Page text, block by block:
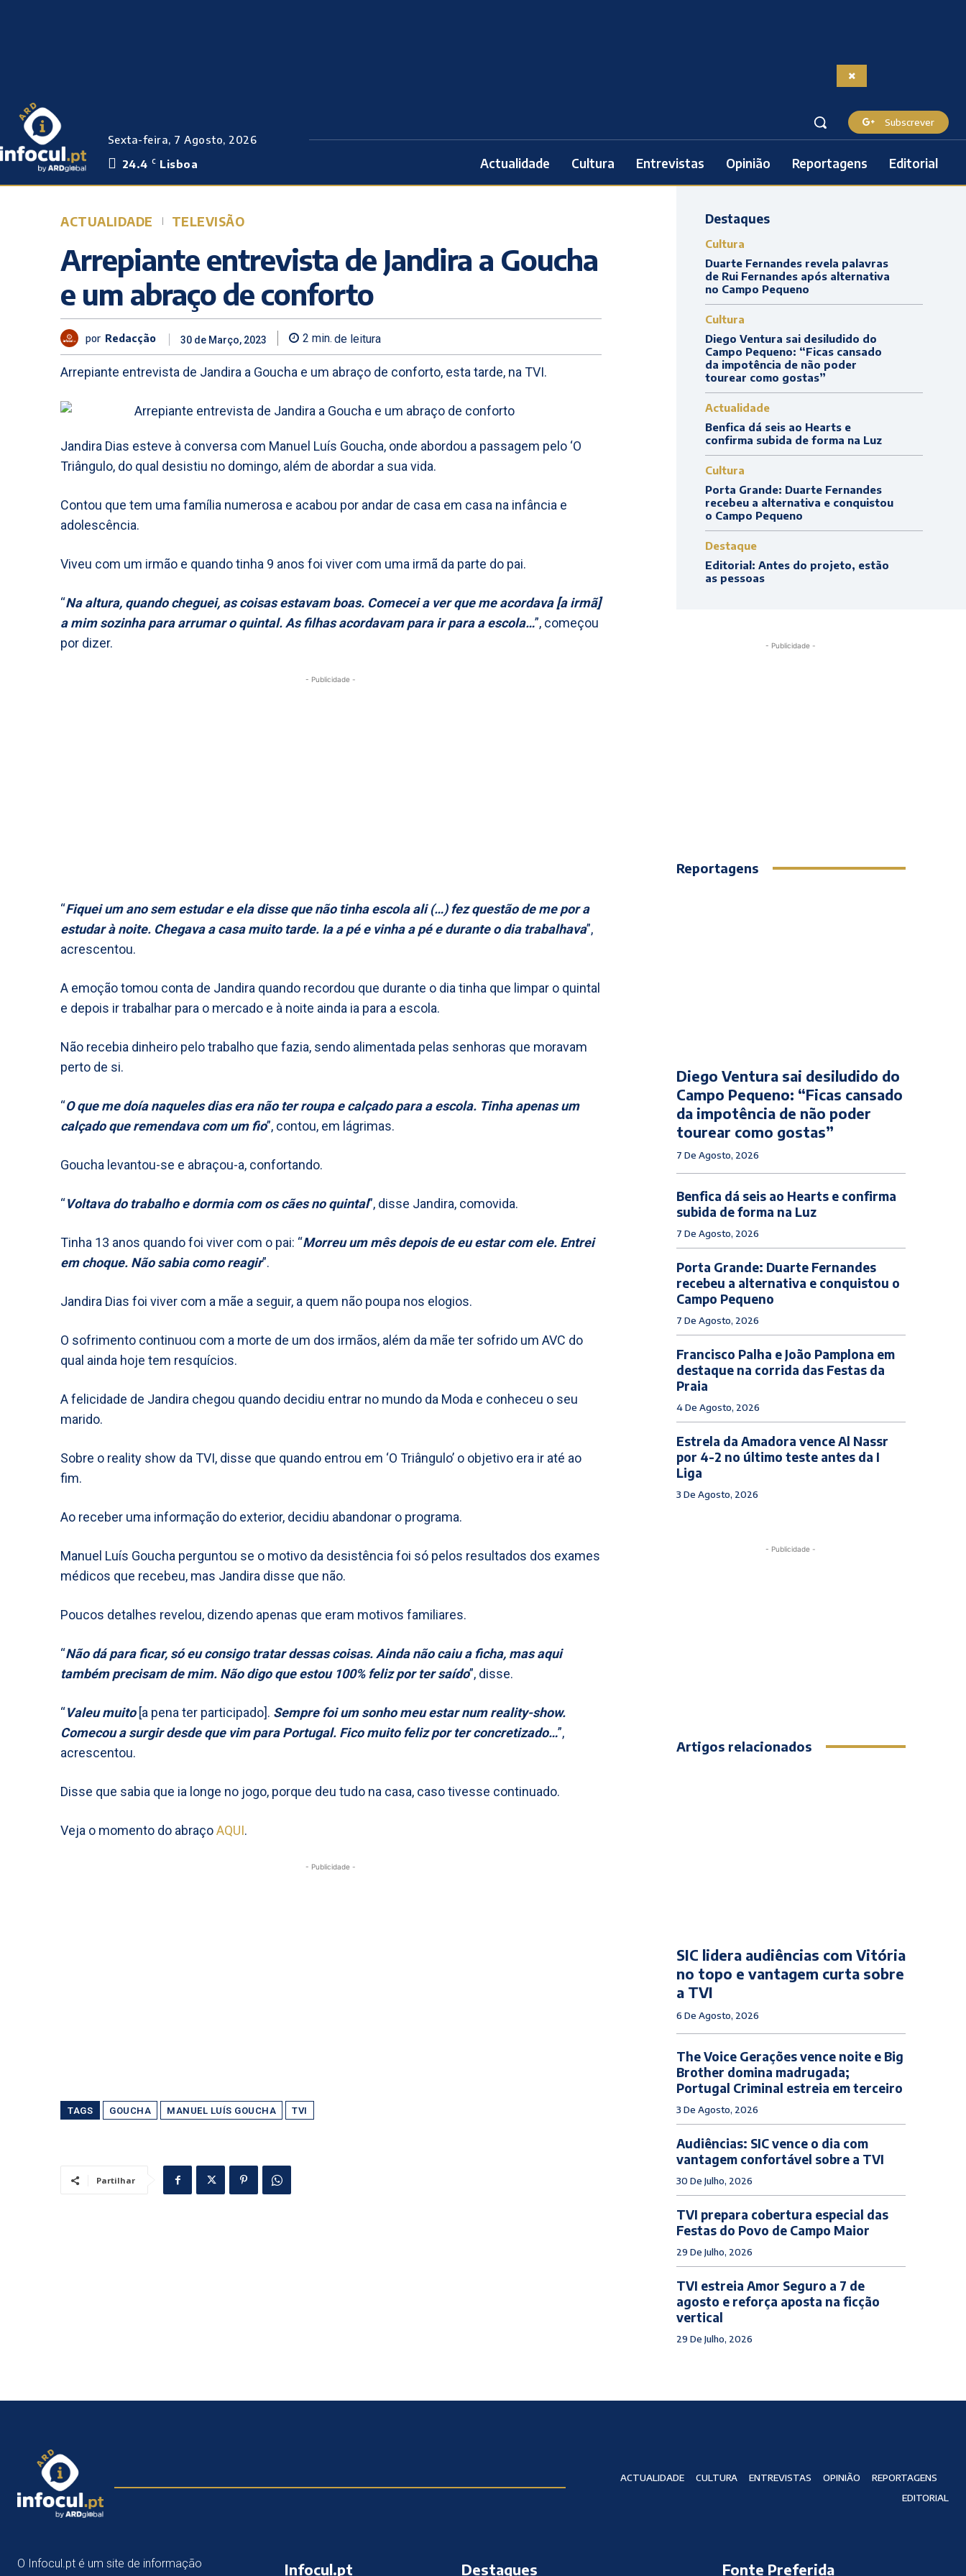
Sexta-feira, 7 Agosto, 2026
24.4 C Lisboa
Subscrever
Actualidade Cultura Entrevistas Opinião Reportagens Editorial
ACTUALIDADE TELEVISÃO
Arrepiante entrevista de Jandira a Goucha
e um abraço de conforto
por Redacção 30 de Março, 2023 2 min. de leitura
Arrepiante entrevista de Jandira a Goucha e um abraço de conforto, esta tarde, na TVI.
Jandira Dias esteve à conversa com Manuel Luís Goucha, onde abordou a passagem pelo ‘O
Triângulo, do qual desistiu no domingo, além de abordar a sua vida.
Contou que tem uma família numerosa e acabou por andar de casa em casa na infância e
adolescência.
Viveu com um irmão e quando tinha 9 anos foi viver com uma irmã da parte do pai.
“Na altura, quando cheguei, as coisas estavam boas. Comecei a ver que me acordava [a irmã]
a mim sozinha para arrumar o quintal. As filhas acordavam para ir para a escola…”, começou
por dizer.
- Publicidade -
“Fiquei um ano sem estudar e ela disse que não tinha escola ali (…) fez questão de me por a
estudar à noite. Chegava a casa muito tarde. Ia a pé e vinha a pé e durante o dia trabalhava”,
acrescentou.
A emoção tomou conta de Jandira quando recordou que durante o dia tinha que limpar o quintal
e depois ir trabalhar para o mercado e à noite ainda ia para a escola.
Não recebia dinheiro pelo trabalho que fazia, sendo alimentada pelas senhoras que moravam
perto de si.
“O que me doía naqueles dias era não ter roupa e calçado para a escola. Tinha apenas um
calçado que remendava com um fio”, contou, em lágrimas.
Goucha levantou-se e abraçou-a, confortando.
“Voltava do trabalho e dormia com os cães no quintal”, disse Jandira, comovida.
Tinha 13 anos quando foi viver com o pai: “Morreu um mês depois de eu estar com ele. Entrei
em choque. Não sabia como reagir”.
Jandira Dias foi viver com a mãe a seguir, a quem não poupa nos elogios.
O sofrimento continuou com a morte de um dos irmãos, além da mãe ter sofrido um AVC do
qual ainda hoje tem resquícios.
A felicidade de Jandira chegou quando decidiu entrar no mundo da Moda e conheceu o seu
marido.
Sobre o reality show da TVI, disse que quando entrou em ‘O Triângulo’ o objetivo era ir até ao
fim.
Ao receber uma informação do exterior, decidiu abandonar o programa.
Manuel Luís Goucha perguntou se o motivo da desistência foi só pelos resultados dos exames
médicos que recebeu, mas Jandira disse que não.
Poucos detalhes revelou, dizendo apenas que eram motivos familiares.
“Não dá para ficar, só eu consigo tratar dessas coisas. Ainda não caiu a ficha, mas aqui
também precisam de mim. Não digo que estou 100% feliz por ter saído”, disse.
“Valeu muito[a pena ter participado]. Sempre foi um sonho meu estar num reality-show.
Comecou a surgir desde que vim para Portugal. Fico muito feliz por ter concretizado…”,
acrescentou.
Disse que sabia que ia longe no jogo, porque deu tudo na casa, caso tivesse continuado.
Veja o momento do abraçoAQUI.
- Publicidade -
TAGS GOUCHA MANUEL LUÍS GOUCHA TVI
Partilhar
Destaques
Cultura
Duarte Fernandes revela palavras
de Rui Fernandes após alternativa
no Campo Pequeno
Cultura
Diego Ventura sai desiludido do
Campo Pequeno: “Ficas cansado
da impotência de não poder
tourear como gostas”
Actualidade
Benfica dá seis ao Hearts e
confirma subida de forma na Luz
Cultura
Porta Grande: Duarte Fernandes
recebeu a alternativa e conquistou
o Campo Pequeno
Destaque
Editorial: Antes do projeto, estão
as pessoas
- Publicidade -
Reportagens
Diego Ventura sai desiludido do
Campo Pequeno: “Ficas cansado
da impotência de não poder
tourear como gostas”
7 De Agosto, 2026
Benfica dá seis ao Hearts e confirma
subida de forma na Luz
7 De Agosto, 2026
Porta Grande: Duarte Fernandes
recebeu a alternativa e conquistou o
Campo Pequeno
7 De Agosto, 2026
Francisco Palha e João Pamplona em
destaque na corrida das Festas da
Praia
4 De Agosto, 2026
Estrela da Amadora vence Al Nassr
por 4-2 no último teste antes da I
Liga
3 De Agosto, 2026
- Publicidade -
Artigos relacionados
SIC lidera audiências com Vitória
no topo e vantagem curta sobre
a TVI
6 De Agosto, 2026
The Voice Gerações vence noite e Big
Brother domina madrugada;
Portugal Criminal estreia em terceiro
3 De Agosto, 2026
Audiências: SIC vence o dia com
vantagem confortável sobre a TVI
30 De Julho, 2026
TVI prepara cobertura especial das
Festas do Povo de Campo Maior
29 De Julho, 2026
TVI estreia Amor Seguro a 7 de
agosto e reforça aposta na ficção
vertical
29 De Julho, 2026
ACTUALIDADE CULTURA ENTREVISTAS OPINIÃO
REPORTAGENS
EDITORIAL
O Infocul.pt é um site de informação Infocul.pt Destaques Fonte Preferida